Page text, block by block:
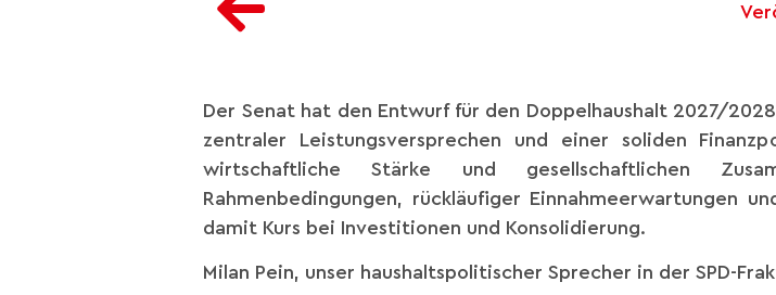
Der Senat hat den Entwurf für den Doppelhaushalt 2027/
zentraler Leistungsversprechen und einer soliden
wirtschaftliche Stärke und gesellschaftlichen
Rahmenbedingungen, rückläufiger Einnahmeerwartungen
damit Kurs bei Investitionen und Konsolidierung.
Milan Pein, unser haushaltspolitischer Sprecher in der SPD-